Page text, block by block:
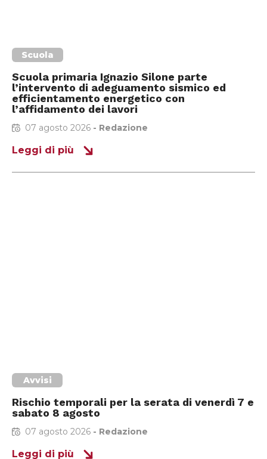
Scuola
Scuola primaria Ignazio Silone parte
l’intervento di adeguamento sismico ed
efficientamento energetico con
l’affidamento dei lavori
07 agosto 2026 - Redazione
Leggi di più
Avvisi
Rischio temporali per la serata di venerdì 7 e
sabato 8 agosto
07 agosto 2026 - Redazione
Leggi di più